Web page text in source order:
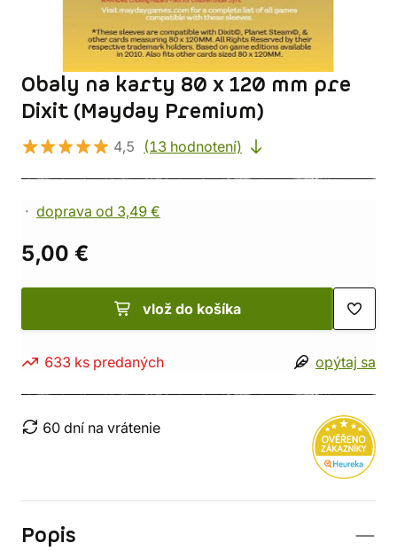
Obaly na karty 80 x 120 mm pre
Dixit (Mayday Premium)
4,5 (13 hodnotení)
doprava od 3,49 €
5,00 €
vlož do košíka
633 ks predaných opýtaj sa
60 dní na vrátenie
Popis